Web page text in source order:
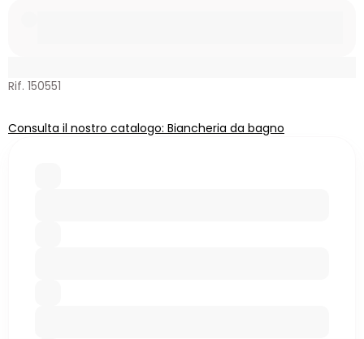
Rif. 150551
Consulta il nostro catalogo: Biancheria da bagno